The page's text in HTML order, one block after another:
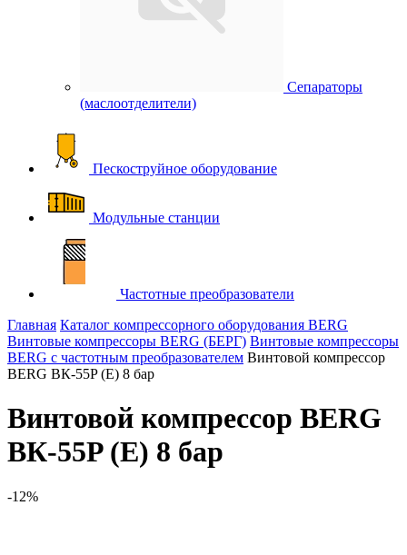
Сепараторы
(маслоотделители)
Пескоструйное оборудование
Модульные станции
Частотные преобразователи
Главная Каталог компрессорного оборудования BERG
Винтовые компрессоры BERG (БЕРГ) Винтовые компрессоры
BERG с частотным преобразователем Винтовой компрессор
BERG ВК-55P (E) 8 бар
Винтовой компрессор BERG
ВК-55P (E) 8 бар
-12%